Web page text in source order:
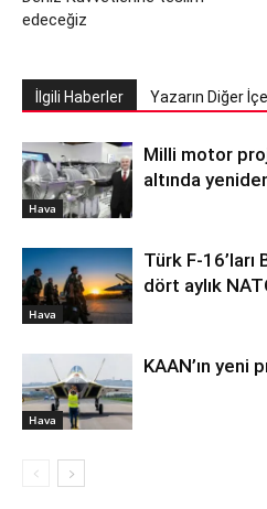
edeceğiz
İlgili Haberler Yazarın Diğer
Hava
Milli motor
altında
Hava
Türk F-16’ları
dört aylık
Hava
KAAN’ın